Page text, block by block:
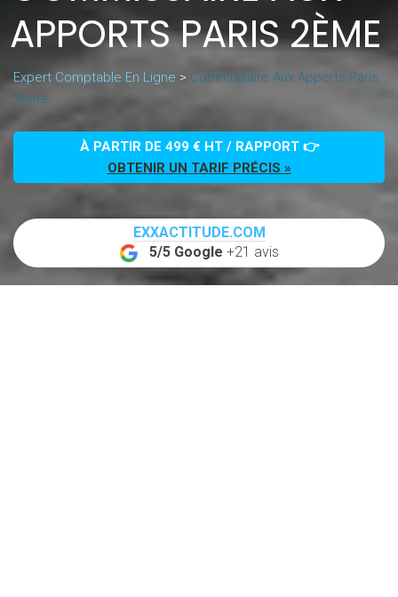
APPORTS PARIS 2ÈME
Expert Comptable En Ligne > Commissaire Aux Apports Paris
2ème
À PARTIR DE 499 € HT / RAPPORT 👉
OBTENIR UN TARIF PRÉCIS »
EXXACTITUDE.COM
5/5 Google +21 avis